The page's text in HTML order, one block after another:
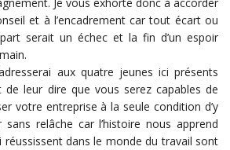
Je vous exhorte donc à accorder
et à l’encadrement car tout écart ou
serait un échec et la fin d’un espoir
aux quatre jeunes ici présents
leur dire que vous serez capables de
votre entreprise à la seule condition d’y
sans relâche car l’histoire nous apprend
réussissent dans le monde du travail sont